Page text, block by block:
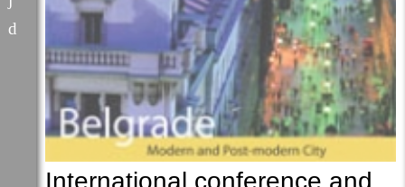
International conference and